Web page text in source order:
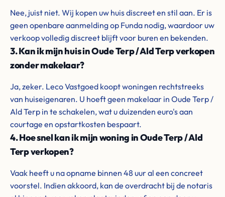
Nee, juist niet. Wij kopen uw huis discreet en stil aan. Er is
geen openbare aanmelding op Funda nodig, waardoor uw
verkoop volledig discreet blijft voor buren en bekenden.
3. Kan ik mijn huis in Oude Terp / Ald Terp verkopen
zonder makelaar?
Ja, zeker. Leco Vastgoed koopt woningen rechtstreeks
van huiseigenaren. U hoeft geen makelaar in Oude Terp /
Ald Terp in te schakelen, wat u duizenden euro's aan
courtage en opstartkosten bespaart.
4. Hoe snel kan ik mijn woning in Oude Terp / Ald
Terp verkopen?
Vaak heeft u na opname binnen 48 uur al een concreet
voorstel. Indien akkoord, kan de overdracht bij de notaris